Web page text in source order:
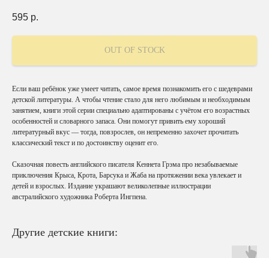
595 р.
OUT OF STOCK
Если ваш ребёнок уже умеет читать, самое время познакомить его с шедеврами
детской литературы. А чтобы чтение стало для него любимым и необходимым
занятием, книги этой серии специально адаптированы с учётом его возрастных
особенностей и словарного запаса. Они помогут привить ему хороший
литературный вкус — тогда, повзрослев, он непременно захочет прочитать
классический текст и по достоинству оценит его.
Сказочная повесть английского писателя Кеннета Грэма про незабываемые
приключения Крыса, Крота, Барсука и Жаба на протяжении века увлекает и
детей и взрослых. Издание украшают великолепные иллюстрации
австралийского художника Роберта Ингпена.
Другие детские книги: